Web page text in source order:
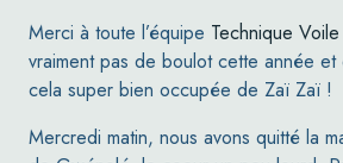
Merci à toute l’équipe Technique Voile
vraiment pas de boulot cette année et
cela super bien occupée de Zaï Zaï !
Mercredi matin, nous avons quitté la